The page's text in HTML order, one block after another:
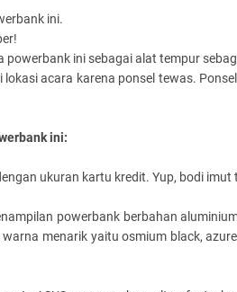
ini.
powerbank ini sebagai alat tempur
acara karena ponsel tewas.
ini:
ukuran kartu kredit. Yup, bodi imut
powerbank berbahan
menarik yaitu osmium black,